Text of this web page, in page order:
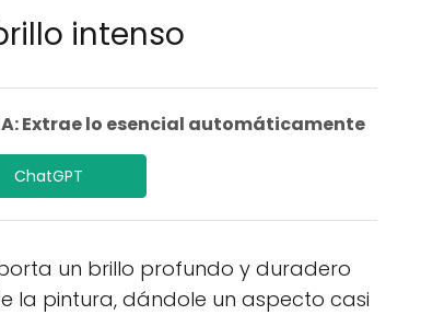
intenso
IA: Extrae lo esencial automáticamente
ChatGPT
un brillo profundo y duradero
la pintura, dándole un aspecto casi